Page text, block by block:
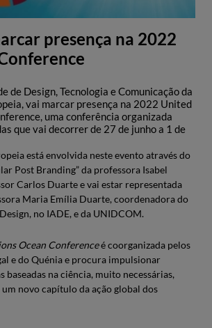
presença na 2022
de Design, Tecnologia e Comunicação da
vai marcar presença na 2022 United
uma conferência organizada
que vai decorrer de 27 de junho a 1 de
está envolvida neste evento através do
Post Branding” da professora Isabel
Carlos Duarte e vai estar representada
Maria Emília Duarte, coordenadora do
no IADE, e da UNIDCOM.
Ocean Conferenceé coorganizada pelos
e do Quénia e procura impulsionar
baseadas na ciência, muito necessárias,
novo capítulo da ação global dos